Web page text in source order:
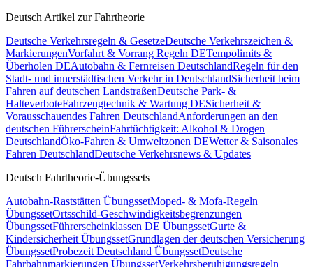
Deutsch Artikel zur Fahrtheorie
Deutsche Verkehrsregeln & GesetzeDeutsche Verkehrszeichen &
MarkierungenVorfahrt & Vorrang Regeln DETempolimits &
Überholen DEAutobahn & Fernreisen DeutschlandRegeln für den
Stadt- und innerstädtischen Verkehr in DeutschlandSicherheit beim
Fahren auf deutschen LandstraßenDeutsche Park- &
HalteverboteFahrzeugtechnik & Wartung DESicherheit &
Vorausschauendes Fahren DeutschlandAnforderungen an den
deutschen FührerscheinFahrtüchtigkeit: Alkohol & Drogen
DeutschlandÖko-Fahren & Umweltzonen DEWetter & Saisonales
Fahren DeutschlandDeutsche Verkehrsnews & Updates
Deutsch Fahrtheorie-Übungssets
Autobahn-Raststätten ÜbungssetMoped- & Mofa-Regeln
ÜbungssetOrtsschild-Geschwindigkeitsbegrenzungen
ÜbungssetFührerscheinklassen DE ÜbungssetGurte &
Kindersicherheit ÜbungssetGrundlagen der deutschen Versicherung
ÜbungssetProbezeit Deutschland ÜbungssetDeutsche
Fahrbahnmarkierungen ÜbungssetVerkehrsberuhigungsregeln